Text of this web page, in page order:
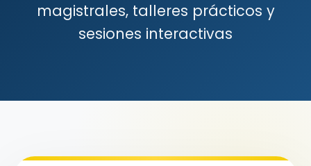
magistrales, talleres prácticos y
sesiones interactivas